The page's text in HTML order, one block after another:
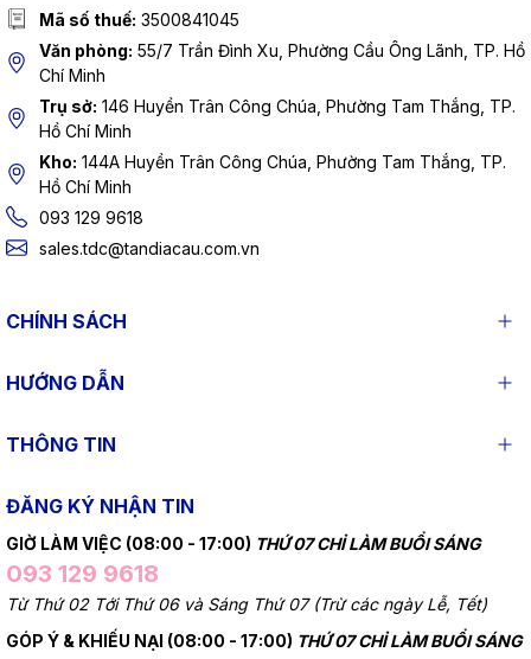
Mã số thuế: 3500841045
Văn phòng: 55/7 Trần Đình Xu, Phường Cầu Ông Lãnh, TP. Hồ
Chí Minh
Trụ sở: 146 Huyền Trân Công Chúa, Phường Tam Thắng, TP.
Hồ Chí Minh
Kho: 144A Huyền Trân Công Chúa, Phường Tam Thắng, TP.
Hồ Chí Minh
093 129 9618
sales.tdc@tandiacau.com.vn
CHÍNH SÁCH
HƯỚNG DẪN
THÔNG TIN
ĐĂNG KÝ NHẬN TIN
GIỜ LÀM VIỆC (08:00 - 17:00) THỨ 07 CHỈ LÀM BUỔI SÁNG
093 129 9618
Từ Thứ 02 Tới Thứ 06 và Sáng Thứ 07 (Trừ các ngày Lễ, Tết)
GÓP Ý & KHIẾU NẠI (08:00 - 17:00) THỨ 07 CHỈ LÀM BUỔI SÁNG